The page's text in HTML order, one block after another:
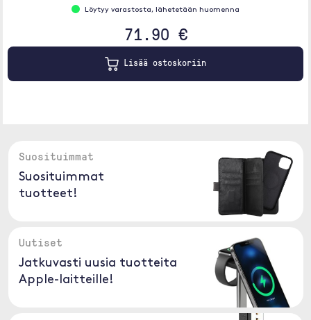
Löytyy varastosta, lähetetään huomenna
71.90 €
Lisää ostoskoriin
Suosituimmat
Suosituimmat
tuotteet!
Uutiset
Jatkuvasti uusia tuotteita
Apple-laitteille!